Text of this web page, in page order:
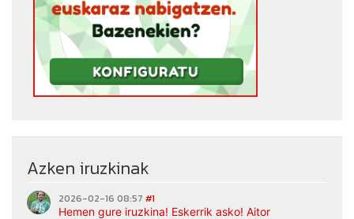
Azken iruzkinak
2026-02-16 08:57 #1
Hemen gure iruzkina! Eskerrik asko! Aitor